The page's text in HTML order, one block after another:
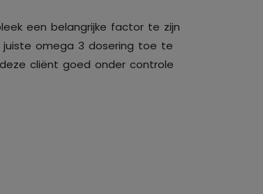
een belangrijke factor te zijn
omega 3 dosering toe te
cliënt goed onder controle